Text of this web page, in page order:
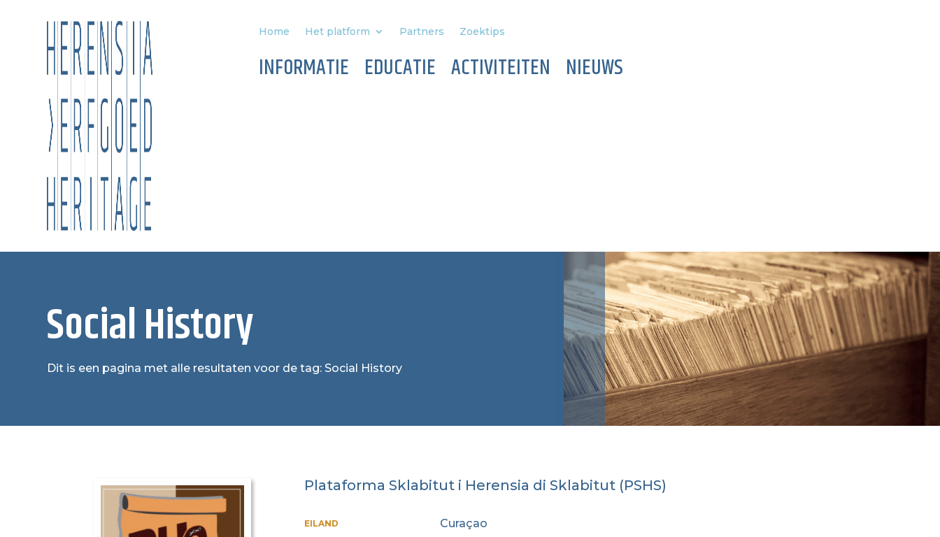
Home Het platform Partners Zoektips
INFORMATIE EDUCATIE ACTIVITEITEN NIEUWS
Social History
Dit is een pagina met alle resultaten voor de tag: Social History
Plataforma Sklabitut i Herensia di Sklabitut (PSHS)
EILAND Curaçao